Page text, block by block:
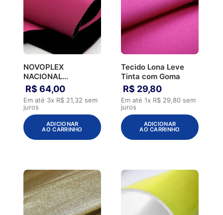
NOVOPLEX
NACIONAL
COMBATE
P/SUBLIMACAO
3.0MM
R$ 64,00
Em até 3x R$ 21,32 sem
juros
ADICIONAR
AO CARRINHO
Tecido Lona Leve
Tinta com Goma
R$ 29,80
Em até 1x R$ 29,80 sem
juros
ADICIONAR
AO CARRINHO